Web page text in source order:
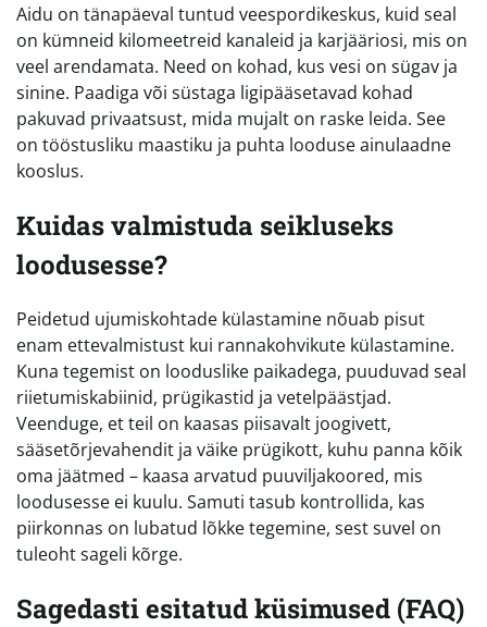
Aidu on tänapäeval tuntud veespordikeskus, kuid seal
on kümneid kilomeetreid kanaleid ja karjääriosi, mis on
veel arendamata. Need on kohad, kus vesi on sügav ja
sinine. Paadiga või süstaga ligipääsetavad kohad
pakuvad privaatsust, mida mujalt on raske leida. See
on tööstusliku maastiku ja puhta looduse ainulaadne
kooslus.
Kuidas valmistuda seikluseks
loodusesse?
Peidetud ujumiskohtade külastamine nõuab pisut
enam ettevalmistust kui rannakohvikute külastamine.
Kuna tegemist on looduslike paikadega, puuduvad seal
riietumiskabiinid, prügikastid ja vetelpäästjad.
Veenduge, et teil on kaasas piisavalt joogivett,
sääsetõrjevahendit ja väike prügikott, kuhu panna kõik
oma jäätmed – kaasa arvatud puuviljakoored, mis
loodusesse ei kuulu. Samuti tasub kontrollida, kas
piirkonnas on lubatud lõkke tegemine, sest suvel on
tuleoht sageli kõrge.
Sagedasti esitatud küsimused (FAQ)